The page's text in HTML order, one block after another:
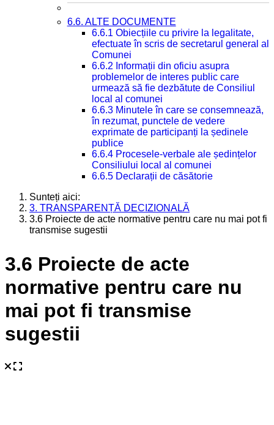
6.6. ALTE DOCUMENTE
6.6.1 Obiecțiile cu privire la legalitate,
efectuate în scris de secretarul general al
Comunei
6.6.2 Informații din oficiu asupra
problemelor de interes public care
urmează să fie dezbătute de Consiliul
local al comunei
6.6.3 Minutele în care se consemnează,
în rezumat, punctele de vedere
exprimate de participanți la ședinele
publice
6.6.4 Procesele-verbale ale ședințelor
Consiliului local al comunei
6.6.5 Declarații de căsătorie
Sunteți aici:
3. TRANSPARENȚĂ DECIZIONALĂ
3.6 Proiecte de acte normative pentru care nu mai pot fi
transmise sugestii
3.6 Proiecte de acte
normative pentru care nu
mai pot fi transmise
sugestii